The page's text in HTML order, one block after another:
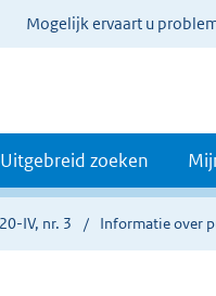
Mogelijk ervaart u
Uitgebreid zoeken
IV, nr. 3 Informatie over